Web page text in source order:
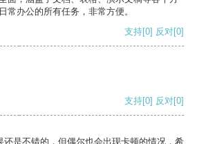
常办公的所有任务，非常方便。
支持[0] 反对[0]
支持[0] 反对[0]
还是不错的，但偶尔也会出现卡顿的情况，希